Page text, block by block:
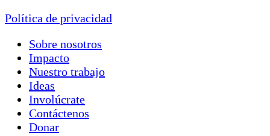
Política de privacidad
Sobre nosotros
Impacto
Nuestro trabajo
Ideas
Involúcrate
Contáctenos
Donar